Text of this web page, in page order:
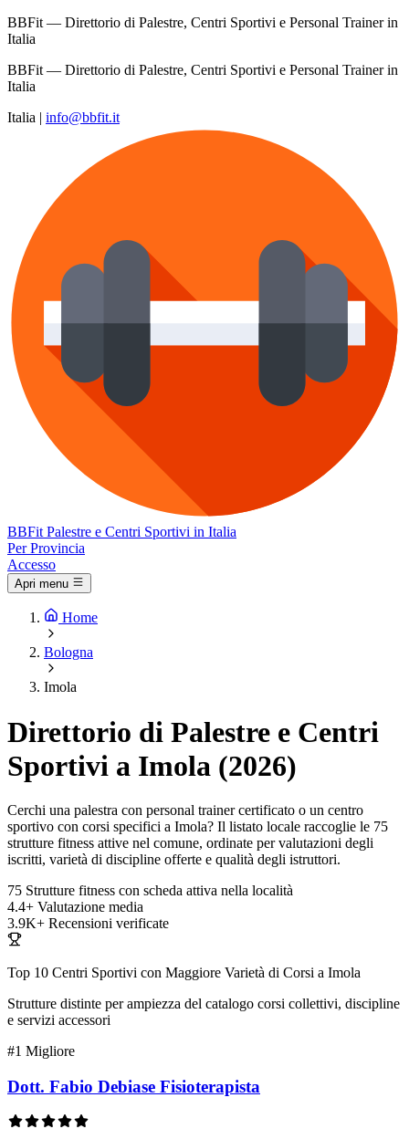
BBFit — Direttorio di Palestre, Centri Sportivi e Personal Trainer in
Italia
BBFit — Direttorio di Palestre, Centri Sportivi e Personal Trainer in
Italia
Italia | info@bbfit.it
BBFit Palestre e Centri Sportivi in Italia
Per Provincia
Accesso
Apri menu
Home
Bologna
Imola
Direttorio di Palestre e Centri
Sportivi a Imola (2026)
Cerchi una palestra con personal trainer certificato o un centro
sportivo con corsi specifici a Imola? Il listato locale raccoglie le 75
strutture fitness attive nel comune, ordinate per valutazioni degli
iscritti, varietà di discipline offerte e qualità degli istruttori.
75 Strutture fitness con scheda attiva nella località
4.4+ Valutazione media
3.9K+ Recensioni verificate
Top 10 Centri Sportivi con Maggiore Varietà di Corsi a Imola
Strutture distinte per ampiezza del catalogo corsi collettivi, discipline
e servizi accessori
#1 Migliore
Dott. Fabio Debiase Fisioterapista